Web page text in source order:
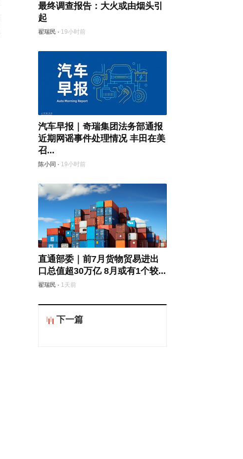
最终调查报告：大火或由烟头引
起
翟瑞民 · 19小时前
汽车早报｜奇瑞集团法务部通报
近期网谣事件处理情况 丰田在美
召...
陈小同 · 19小时前
直通部委｜前7月货物贸易进出
口总值超30万亿 8月或有1个较...
翟瑞民 · 1天前
下一篇